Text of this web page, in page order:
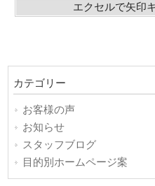
エクセルで矢印
カテゴリー
お客様の声
お知らせ
スタッフブログ
目的別ホームページ案